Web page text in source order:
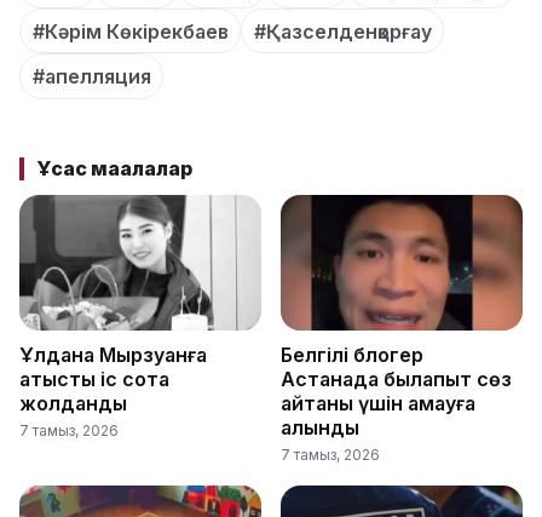
#Кәрім Көкірекбаев
#Қазселденқорғау
#апелляция
Ұқсас мақалалар
Ұлдана Мырзуанға
қатысты іс сотқа
жолданды
7 тамыз, 2026
Белгілі блогер
Астанада былапыт сөз
айтқаны үшін қамауға
алынды
7 тамыз, 2026